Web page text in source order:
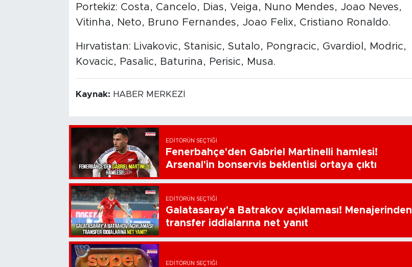
Portekiz: Costa, Cancelo, Dias, Veiga, Nuno Mendes, Joao Neves,
Vitinha, Neto, Bruno Fernandes, Joao Felix, Cristiano Ronaldo.
Hırvatistan: Livakovic, Stanisic, Sutalo, Pongracic, Gvardiol, Modric,
Kovacic, Pasalic, Baturina, Perisic, Musa.
Kaynak: HABER MERKEZİ
EDITÖRÜN SEÇTIĞI
Fenerbahçe'den Gabriel Martinelli hamlesi!
Arsenal'in bonservis beklentisi ortaya çıktı
EDITÖRÜN SEÇTIĞI
Galatasaray'a Batrakov açıklaması! Menajerinden
transfer iddialarına net yanıt
EDITÖRÜN SEÇTIĞI